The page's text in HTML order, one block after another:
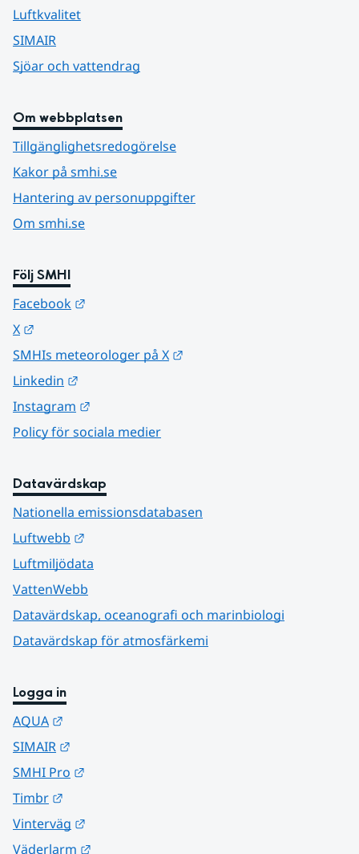
Luftkvalitet
SIMAIR
Sjöar och vattendrag
Om webbplatsen
Tillgänglighetsredogörelse
Kakor på smhi.se
Hantering av personuppgifter
Om smhi.se
Följ SMHI
Facebook
X
SMHIs meteorologer på X
Linkedin
Instagram
Policy för sociala medier
Datavärdskap
Nationella emissionsdatabasen
Luftwebb
Luftmiljödata
VattenWebb
Datavärdskap, oceanografi och marinbiologi
Datavärdskap för atmosfärkemi
Logga in
AQUA
SIMAIR
SMHI Pro
Timbr
Vinterväg
Väderlarm